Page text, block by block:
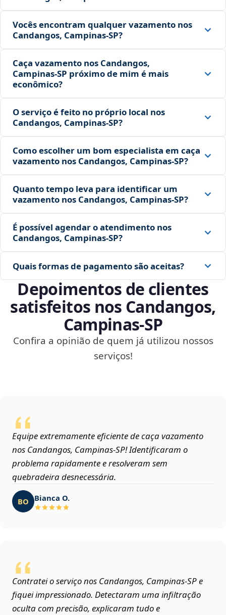
Vocês encontram qualquer vazamento nos
Candangos, Campinas‑SP?
Caça vazamento nos Candangos,
Campinas‑SP próximo de mim é mais
econômico?
O serviço é feito no próprio local nos
Candangos, Campinas‑SP?
Como escolher um bom especialista em caça
vazamento nos Candangos, Campinas‑SP?
Quanto tempo leva para identificar um
vazamento nos Candangos, Campinas‑SP?
É possível agendar o atendimento nos
Candangos, Campinas‑SP?
Quais formas de pagamento são aceitas?
Depoimentos de clientes
satisfeitos nos Candangos,
Campinas‑SP
Confira a opinião de quem já utilizou nossos
serviços!
Equipe extremamente eficiente de caça vazamento
nos Candangos, Campinas‑SP! Identificaram o
problema rapidamente e resolveram sem
quebradeira desnecessária.
BO Bianca O.
Contratei o serviço nos Candangos, Campinas‑SP e
fiquei impressionado. Detectaram uma infiltração
oculta com precisão, explicaram tudo e